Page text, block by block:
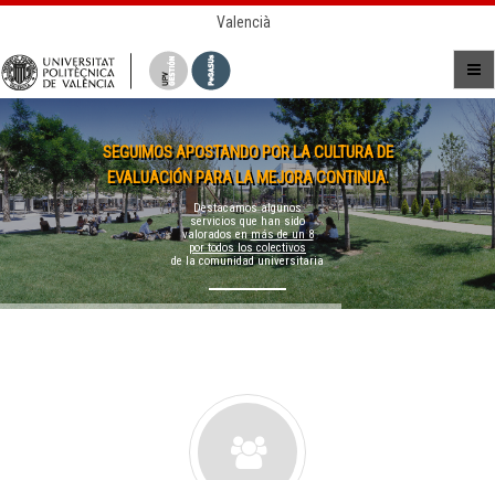
Valencià
SEGUIMOS APOSTANDO POR LA CULTURA DE
EVALUACIÓN PARA LA MEJORA CONTINUA.
Destacamos algunos
servicios que han sido
valorados enmás de un 8
por todos los colectivos
de la comunidad universitaria